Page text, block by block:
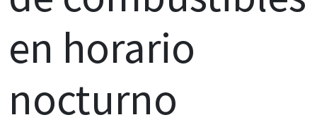
en horario
nocturno